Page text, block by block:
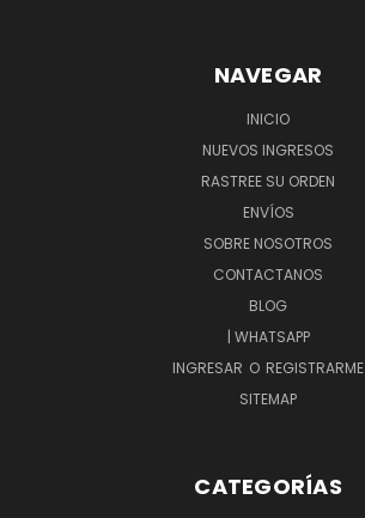
NAVEGAR
INICIO
NUEVOS INGRESOS
RASTREE SU ORDEN
ENVÍOS
SOBRE NOSOTROS
CONTACTANOS
BLOG
| WHATSAPP
INGRESAR O REGISTRARME
SITEMAP
CATEGORÍAS